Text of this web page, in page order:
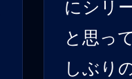
にシリ
と思っ
しぶり